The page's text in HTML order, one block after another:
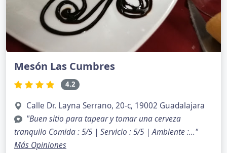
Mesón Las Cumbres
4.2
Calle Dr. Layna Serrano, 20-c, 19002 Guadalajara
"Buen sitio para tapear y tomar una cerveza
tranquilo Comida : 5/5 | Servicio : 5/5 | Ambiente :..."
Más Opiniones